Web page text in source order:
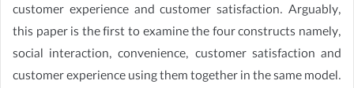
customer experience and customer satisfaction. Arguably,
this paper is the first to examine the four constructs namely,
social interaction, convenience, customer satisfaction and
customer experience using them together in the same model.